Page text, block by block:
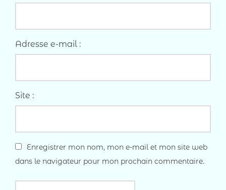
Adresse e-mail :
Site :
Enregistrer mon nom, mon e-mail et mon site web
dans le navigateur pour mon prochain commentaire.